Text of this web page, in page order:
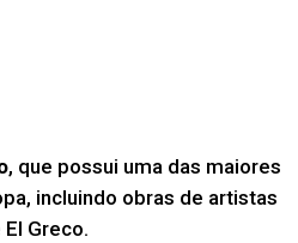
, que possui uma das maiores
incluindo obras de artistas
Greco.